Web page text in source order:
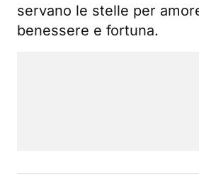
servano le stelle per
benessere e fortuna.